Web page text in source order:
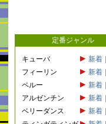
定番ジャンル
キューバ 新着
フィーリン
新着
ペルー
新着
アルゼンチン
新着
ベリーダンス
新着